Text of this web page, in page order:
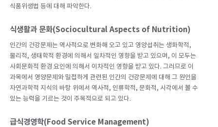
식품위생법 등에 대해 파악한다.
식생활과 문화(Sociocultural Aspects of Nutrition)
인간의 건강문제는 역사적으로 변화해 오고 있고 영양섭취는 생화학적,
물리적, 생태학적 환경에 의해서 일차적인 영향을 받고 있으며, 이 모두는
사회문화적 환경 요인에 의해서 이차적인 영향을 받고 있다. 그러므로 이
과목에서 영양문제와 밀접하게 관련된 인간의 건강문제에 대해 그 원인을
자연과학적 지식의 바탕 위에서 역사적, 인류학적, 문화적, 시각에서 볼 수
있는 능력을 기르는 것이 주목적으로 되고 있다.
급식경영학(Food Service Management)